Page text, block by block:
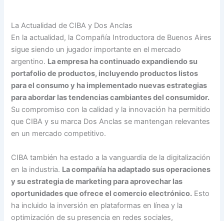
La Actualidad de CIBA y Dos Anclas
En la actualidad, la Compañía Introductora de Buenos Aires
sigue siendo un jugador importante en el mercado
argentino. La empresa ha continuado expandiendo su
portafolio de productos, incluyendo productos listos
para el consumo y ha implementado nuevas estrategias
para abordar las tendencias cambiantes del consumidor.
Su compromiso con la calidad y la innovación ha permitido
que CIBA y su marca Dos Anclas se mantengan relevantes
en un mercado competitivo.
CIBA también ha estado a la vanguardia de la digitalización
en la industria. La compañía ha adaptado sus operaciones
y su estrategia de marketing para aprovechar las
oportunidades que ofrece el comercio electrónico. Esto
ha incluido la inversión en plataformas en línea y la
optimización de su presencia en redes sociales,